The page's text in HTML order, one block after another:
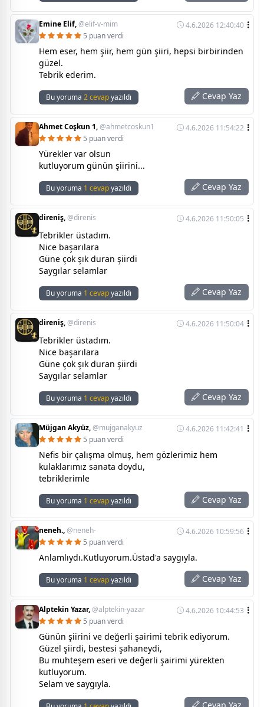
Emine Elif,@elif-v-mim
4.6.2026 12:40:40
5 puan verdi
Hem eser, hem şiir, hem gün şiiri, hepsi birbirinden
güzel.
Tebrik ederim.
Bu yoruma 2 cevapyazıldı Cevap Yaz
Ahmet Coşkun 1,@ahmetcoskun1
4.6.2026 11:54:22
5 puan verdi
Yürekler var olsun
kutluyorum günün şiirini...
Bu yoruma 1 cevapyazıldı Cevap Yaz
direniş,@direnis 4.6.2026 11:50:05
Tebrikler üstadım.
Nice başarılara
Güne çok şık duran şiirdi
Saygılar selamlar
Bu yoruma 1 cevapyazıldı Cevap Yaz
direniş,@direnis 4.6.2026 11:50:04
Tebrikler üstadım.
Nice başarılara
Güne çok şık duran şiirdi
Saygılar selamlar
Bu yoruma 1 cevapyazıldı Cevap Yaz
Müjgan Akyüz,@mujganakyuz
4.6.2026 11:42:41
5 puan verdi
Nefis bir çalışma olmuş, hem gözlerimiz hem
kulaklarımız sanata doydu,
tebriklerimle
Bu yoruma 1 cevapyazıldı Cevap Yaz
neneh.,@neneh-
4.6.2026 10:59:56
5 puan verdi
Anlamlıydı.Kutluyorum.Üstad'a saygıyla.
Bu yoruma 1 cevapyazıldı Cevap Yaz
Alptekin Yazar,@alptekin-yazar
4.6.2026 10:44:53
5 puan verdi
Günün şiirini ve değerli şairimi tebrik ediyorum.
Güzel şiirdi, bestesi şahaneydi,
Bu muhteşem eseri ve değerli şairimi yürekten
kutluyorum.
Selam ve saygıyla.
Cevap Yaz